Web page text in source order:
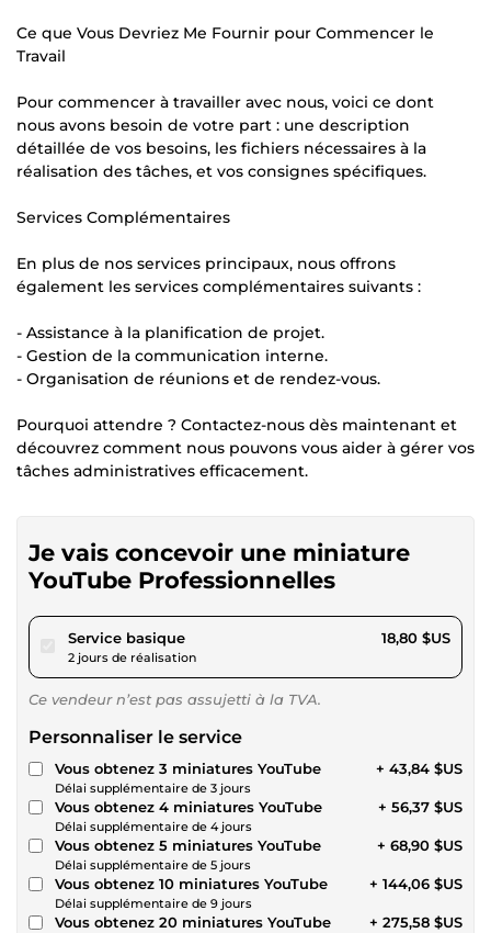
Ce que Vous Devriez Me Fournir pour Commencer le
Travail
Pour commencer à travailler avec nous, voici ce dont
nous avons besoin de votre part : une description
détaillée de vos besoins, les fichiers nécessaires à la
réalisation des tâches, et vos consignes spécifiques.
Services Complémentaires
En plus de nos services principaux, nous offrons
également les services complémentaires suivants :
- Assistance à la planification de projet.
- Gestion de la communication interne.
- Organisation de réunions et de rendez-vous.
Pourquoi attendre ? Contactez-nous dès maintenant et
découvrez comment nous pouvons vous aider à gérer vos
tâches administratives efficacement.
Je vais concevoir une miniature
YouTube Professionnelles
Service basiquepour 17,32 $US
2 jours de réalisation
18,80 $US
Ce vendeur n’est pas assujetti à la TVA.
Personnaliser le service
Vous obtenez 3 miniatures YouTube
Délai supplémentaire de 3 jours
+ 43,84 $US
Vous obtenez 4 miniatures YouTube
Délai supplémentaire de 4 jours
+ 56,37 $US
Vous obtenez 5 miniatures YouTube
Délai supplémentaire de 5 jours
+ 68,90 $US
Vous obtenez 10 miniatures YouTube
Délai supplémentaire de 9 jours
+ 144,06 $US
Vous obtenez 20 miniatures YouTube + 275,58 $US